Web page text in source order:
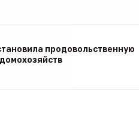
продовольственную